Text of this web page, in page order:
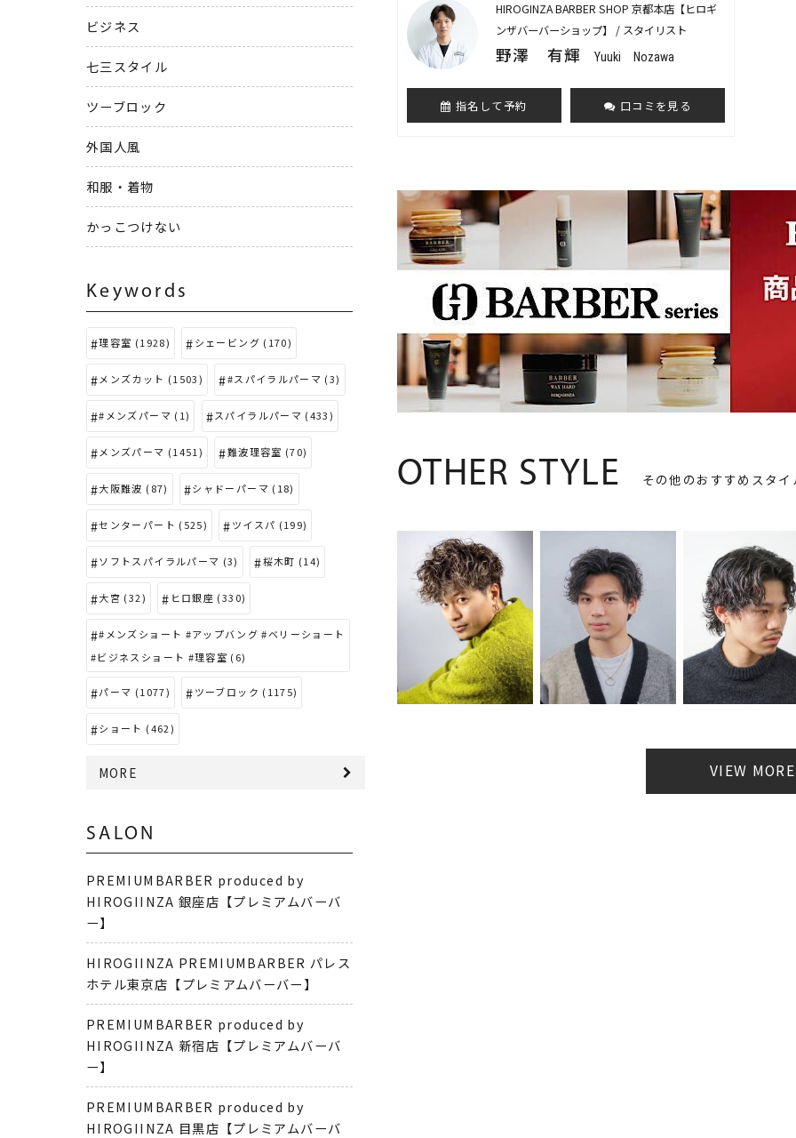
HIROGINZA BARBER SHOP 京都本店【ヒロギ
ンザバーバーショップ】 / スタイリスト
野澤 有輝 Yuuki Nozawa
指名して予約 口コミを見る
OTHER STYLE その他のおすすめスタイ
VIEW MORE
ビジネス
七三スタイル
ツーブロック
外国人風
和服・着物
かっこつけない
Keywords
理容室 (1928) シェービング (170)
メンズカット (1503) #スパイラルパーマ (3)
#メンズパーマ (1) スパイラルパーマ (433)
メンズパーマ (1451) 難波理容室 (70)
大阪難波 (87) シャドーパーマ (18)
センターパート (525) ツイスパ (199)
ソフトスパイラルパーマ (3) 桜木町 (14)
大宮 (32) ヒロ銀座 (330)
#メンズショート #アップバング #ベリーショート
#ビジネスショート #理容室 (6)
パーマ (1077) ツーブロック (1175)
ショート (462)
MORE
SALON
PREMIUMBARBER produced by
HIROGIINZA 銀座店【プレミアムバーバ
ー】
HIROGIINZA PREMIUMBARBER パレス
ホテル東京店【プレミアムバーバー】
PREMIUMBARBER produced by
HIROGIINZA 新宿店【プレミアムバーバ
ー】
PREMIUMBARBER produced by
HIROGIINZA 目黒店【プレミアムバーバ